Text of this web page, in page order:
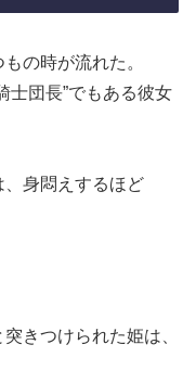
の時が流れた。
士団長”でもある彼女
身悶えするほど
きつけられた姫は、